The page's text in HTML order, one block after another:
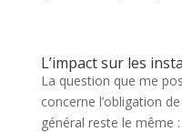
L’impact sur les
La question que me
concerne l’obligation
général reste le même